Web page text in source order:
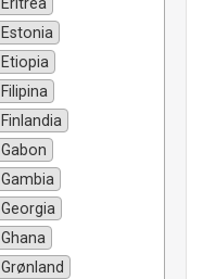
Eritrea
Estonia
Etiopia
Filipina
Finlandia
Gabon
Gambia
Georgia
Ghana
Grønland